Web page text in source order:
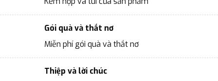
Gói quà và thắt nơ
Miễn phí gói quà và thắt nơ
Thiệp và lời chúc